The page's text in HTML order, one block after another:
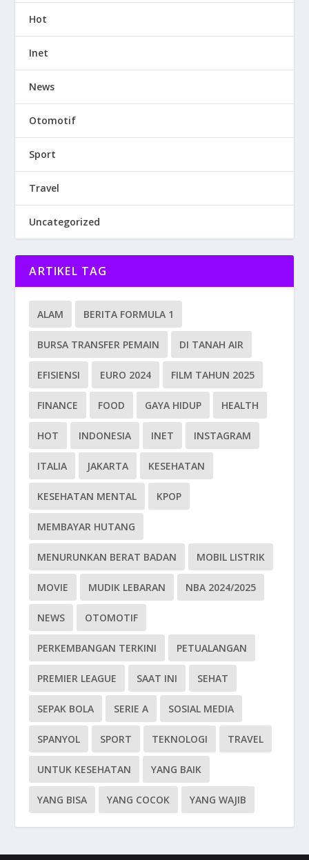
Hot
Inet
News
Otomotif
Sport
Travel
Uncategorized
ARTIKEL TAG
ALAM BERITA FORMULA 1
BURSA TRANSFER PEMAIN DI TANAH AIR
EFISIENSI EURO 2024 FILM TAHUN 2025
FINANCE FOOD GAYA HIDUP HEALTH
HOT INDONESIA INET INSTAGRAM
ITALIA JAKARTA KESEHATAN
KESEHATAN MENTAL KPOP
MEMBAYAR HUTANG
MENURUNKAN BERAT BADAN MOBIL LISTRIK
MOVIE MUDIK LEBARAN NBA 2024/2025
NEWS OTOMOTIF
PERKEMBANGAN TERKINI PETUALANGAN
PREMIER LEAGUE SAAT INI SEHAT
SEPAK BOLA SERIE A SOSIAL MEDIA
SPANYOL SPORT TEKNOLOGI TRAVEL
UNTUK KESEHATAN YANG BAIK
YANG BISA YANG COCOK YANG WAJIB